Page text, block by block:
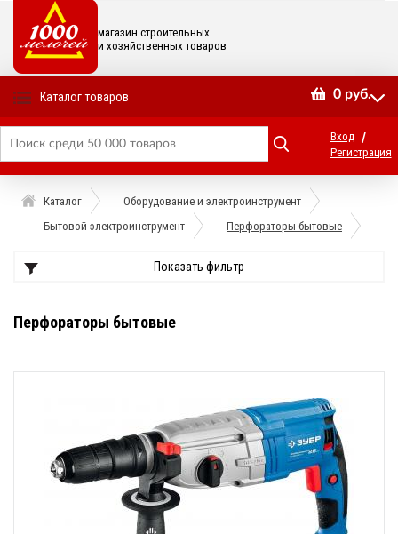
магазин строительных
и хозяйственных товаров
Каталог товаров 0 руб.
Вход /
Регистрация
Каталог
Оборудование и электроинструмент
Бытовой электроинструмент
Перфораторы бытовые
Показать фильтр
Перфораторы бытовые